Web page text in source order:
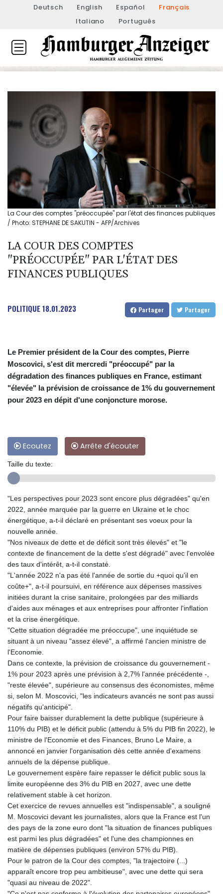
Deutsch English Español
Français
Italiano
Português
La Cour des comptes "préoccupée" par l'état des finances publiques
/ Photo: STEPHANE DE SAKUTIN - AFP/Archives
LA COUR DES COMPTES
"PRÉOCCUPÉE" PAR L'ÉTAT DES
FINANCES PUBLIQUES
POLITIQUE18.01.2023 Partager Partager
Le Premier président de la Cour des comptes, Pierre
Moscovici, s'est dit mercredi "préoccupé" par la
dégradation des finances publiques en France, estimant
"élevée" la prévision de croissance de 1% du gouvernement
pour 2023 en dépit d'une conjoncture morose.
Ecoutez Arrête d'écouter
Taille du texte:
"Les perspectives pour 2023 sont encore plus dégradées" qu'en
2022, année marquée par la guerre en Ukraine et le choc
énergétique, a-t-il déclaré en présentant ses voeux pour la
nouvelle année.
"Nos niveaux de dette et de déficit sont très élevés" et "le
contexte de financement de la dette s'est dégradé" avec l'envolée
des taux d'intérêt, a-t-il constaté.
"L'année 2022 n'a pas été l'année de sortie du +quoi qu'il en
coûte+", a-t-il poursuivi, en référence aux dépenses massives
initiées durant la crise sanitaire, prolongées par des milliards
d'aides aux ménages et aux entreprises pour affronter l'inflation
et la crise énergétique.
"Cette situation dégradée me préoccupe", une inquiétude se
situant à un niveau "assez élevé", a affirmé l'ancien ministre de
l'Economie.
Dans ce contexte, la prévision de croissance du gouvernement -
1% pour 2023 après une prévision à 2,7% l'année précédente -,
"reste élevée", supérieure au consensus des économistes, même
si, selon M. Moscovici, "les indicateurs avancés ne sont pas aussi
négatifs qu'anticipé".
Pour faire baisser durablement la dette publique (supérieure à
110% du PIB) et le déficit public (attendu à 5% du PIB fin 2022), le
ministre de l'Economie et des Finances, Bruno Le Maire, a
annoncé en janvier l'organisation dès cette année d'examens
annuels de la dépense publique.
Le gouvernement espère faire repasser le déficit public sous la
limite européenne des 3% du PIB en 2027, avec une dette
relativement stable à cet horizon.
Cet exercice de revues annuelles est "indispensable", a souligné
M. Moscovici devant les journalistes, alors que la France est l'un
des pays de la zone euro dont "la situation de finances publiques
est parmi les plus dégradées" et l'une des championnes en
matière de dépenses publiques (environ 57% du PIB).
Pour le patron de la Cour des comptes, "la trajectoire (...)
apparaît encore trop peu ambitieuse", avec une dette qui sera
"quasi au niveau de 2022".